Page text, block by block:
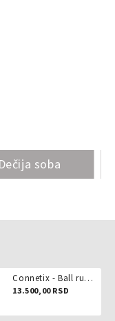
Dečija soba
Connetix - Ball run pastel 106 delova
13.500,00 RSD